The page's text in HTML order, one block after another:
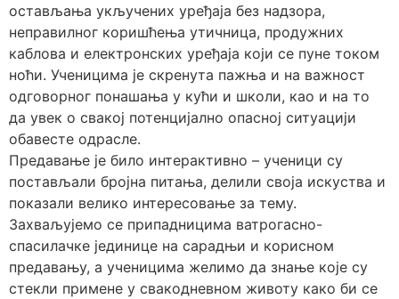
остављања укључених уређаја без надзора,
неправилног коришћења утичница, продужних
каблова и електронских уређаја који се пуне током
ноћи. Ученицима је скренута пажња и на важност
одговорног понашања у кући и школи, као и на то
да увек о свакој потенцијално опасној ситуацији
обавесте одрасле.
Предавање је било интерактивно – ученици су
постављали бројна питања, делили своја искуства и
показали велико интересовање за тему.
Захваљујемо се припадницима ватрогасно-
спасилачке јединице на сарадњи и корисном
предавању, а ученицима желимо да знање које су
стекли примене у свакодневном животу како би се